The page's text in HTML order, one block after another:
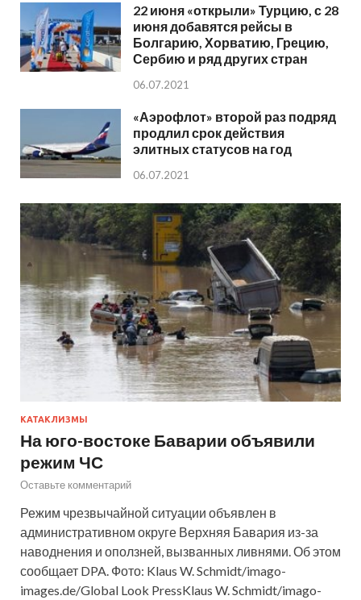
22 июня «открыли» Турцию, с 28
июня добавятся рейсы в
Болгарию, Хорватию, Грецию,
Сербию и ряд других стран
06.07.2021
«Аэрофлот» второй раз подряд
продлил срок действия
элитных статусов на год
06.07.2021
КАТАКЛИЗМЫ
На юго-востоке Баварии объявили
режим ЧС
Оставьте комментарий
Режим чрезвычайной ситуации объявлен в
административном округе Верхняя Бавария из-за
наводнения и оползней, вызванных ливнями. Об этом
сообщает DPA. Фото: Klaus W. Schmidt/imago-
images.de/Global Look PressKlaus W. Schmidt/imago-